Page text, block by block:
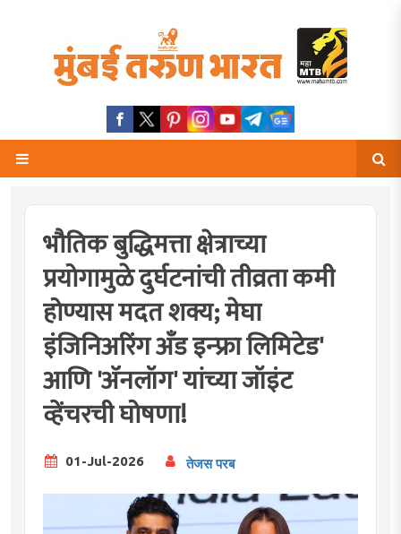
भौतिक बुद्धिमत्ता क्षेत्राच्या
प्रयोगामुळे दुर्घटनांची तीव्रता कमी
होण्यास मदत शक्य; मेघा
इंजिनिअरिंग अँड इन्फ्रा लिमिटेड'
आणि 'ॲनलॉग' यांच्या जॉइंट
व्हेंचरची घोषणा!
01-Jul-2026 तेजस परब